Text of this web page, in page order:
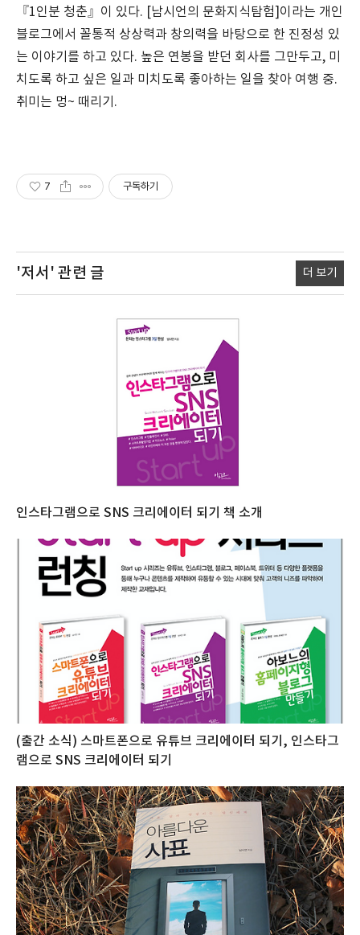
『1인분 청춘』이 있다. [남시언의 문화지식탐험]이라는 개인
블로그에서 꼴통적 상상력과 창의력을 바탕으로 한 진정성 있
는 이야기를 하고 있다. 높은 연봉을 받던 회사를 그만두고, 미
치도록 하고 싶은 일과 미치도록 좋아하는 일을 찾아 여행 중.
취미는 멍~ 때리기.
7 구독하기
'저서' 관련 글 더 보기
인스타그램으로 SNS 크리에이터 되기 책 소개
(출간 소식) 스마트폰으로 유튜브 크리에이터 되기, 인스타그
램으로 SNS 크리에이터 되기